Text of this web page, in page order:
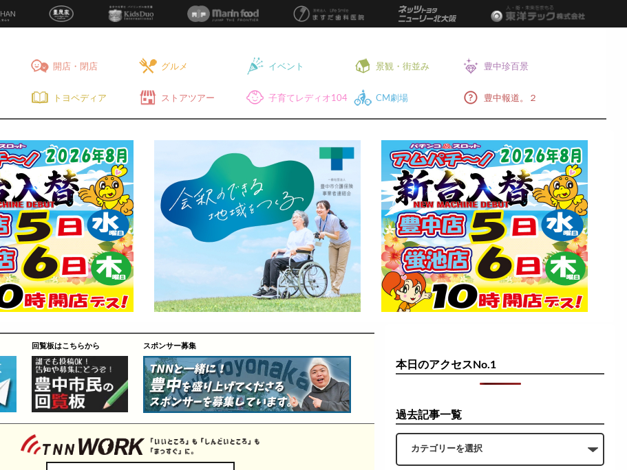
開店・閉店 グルメ イベント 景観・街並み 豊中珍百景
トヨペディア ストアツアー 子育てレディオ104 CM劇場 豊中報道。２
回覧板はこちらから スポンサー募集
本日のアクセスNo.1
過去記事一覧